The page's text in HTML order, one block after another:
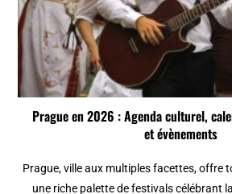
Prague en 2026 : Agenda culturel,
et évènements
Prague, ville aux multiples facettes, offre
une riche palette de festivals célébrant